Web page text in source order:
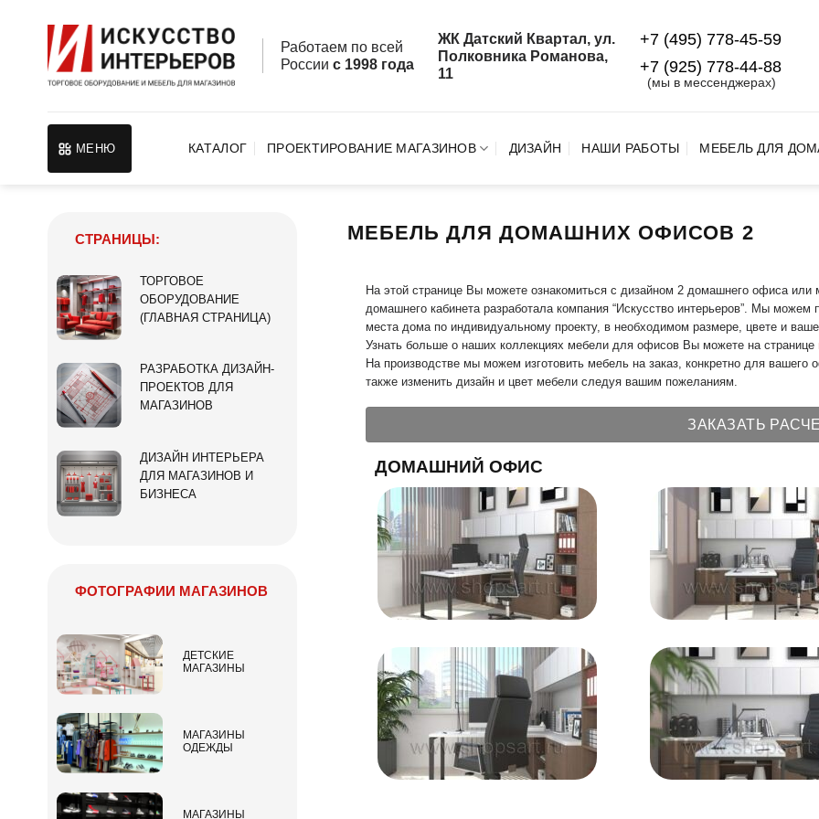
Работаем по всей
России с 1998 года
ЖК Датский Квартал, ул.
Полковника Романова,
11
+7 (495) 778-45-59
+7 (925) 778‑44‑88
(мы в мессенджерах)
МЕНЮ КАТАЛОГ ПРОЕКТИРОВАНИЕ МАГАЗИНОВ ДИЗАЙН НАШИ РАБОТЫ МЕБЕЛЬ ДЛЯ
МЕБЕЛЬ ДЛЯ ДОМАШНИХ ОФИСОВ 2
На этой странице Вы можете ознакомиться с дизайном 2 домашнего офиса
домашнего кабинета разработала компания “Искусство интерьеров”. Мы
места дома по индивидуальному проекту, в необходимом размере, цвете и
Узнать больше о наших коллекциях мебели для офисов Вы можете на странице
На производстве мы можем изготовить мебель на заказ, конкретно для
также изменить дизайн и цвет мебели следуя вашим пожеланиям.
ЗАКАЗАТЬ
ДОМАШНИЙ ОФИС
СТРАНИЦЫ:
ТОРГОВОЕ
ОБОРУДОВАНИЕ
(ГЛАВНАЯ СТРАНИЦА)
РАЗРАБОТКА ДИЗАЙН-
ПРОЕКТОВ ДЛЯ
МАГАЗИНОВ
ДИЗАЙН ИНТЕРЬЕРА
ДЛЯ МАГАЗИНОВ И
БИЗНЕСА
ФОТОГРАФИИ МАГАЗИНОВ
ДЕТСКИЕ
МАГАЗИНЫ
МАГАЗИНЫ
ОДЕЖДЫ
МАГАЗИНЫ